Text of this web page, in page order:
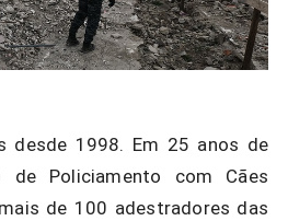
desde 1998. Em 25 anos de
de Policiamento com Cães
de 100 adestradores das